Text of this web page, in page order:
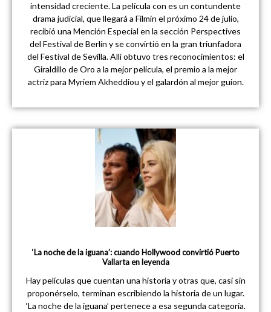
intensidad creciente. La película con es un contundente
drama judicial, que llegará a Filmin el próximo 24 de julio,
recibió una Mención Especial en la sección Perspectives
del Festival de Berlín y se convirtió en la gran triunfadora
del Festival de Sevilla. Allí obtuvo tres reconocimientos: el
Giraldillo de Oro a la mejor película, el premio a la mejor
actriz para Myriem Akheddiou y el galardón al mejor guion.
‘La noche de la iguana’: cuando Hollywood convirtió Puerto
Vallarta en leyenda
Hay películas que cuentan una historia y otras que, casi sin
proponérselo, terminan escribiendo la historia de un lugar.
‘La noche de la iguana’ pertenece a esa segunda categoría.